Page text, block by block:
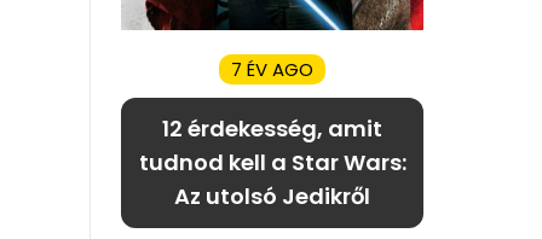
7 ÉV AGO
12 érdekesség, amit
tudnod kell a Star Wars:
Az utolsó Jedikről